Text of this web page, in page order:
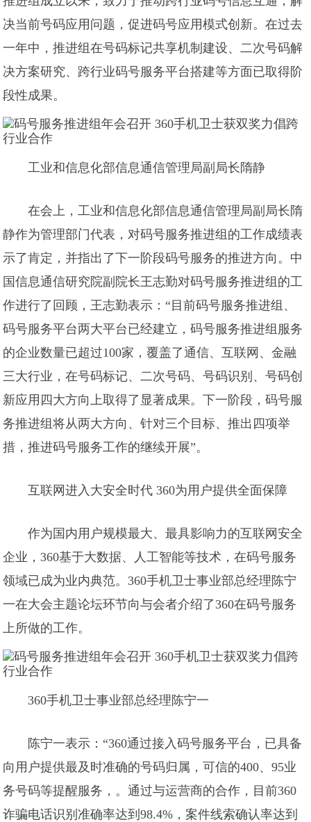
决当前号码应用问题，促进码号应用模式创新。在过去
一年中，推进组在号码标记共享机制建设、二次号码解
决方案研究、跨行业码号服务平台搭建等方面已取得阶
段性成果。
工业和信息化部信息通信管理局副局长隋静
在会上，工业和信息化部信息通信管理局副局长隋
静作为管理部门代表，对码号服务推进组的工作成绩表
示了肯定，并指出了下一阶段码号服务的推进方向。中
国信息通信研究院副院长王志勤对码号服务推进组的工
作进行了回顾，王志勤表示：“目前码号服务推进组、
码号服务平台两大平台已经建立，码号服务推进组服务
的企业数量已超过100家，覆盖了通信、互联网、金融
三大行业，在号码标记、二次号码、号码识别、号码创
新应用四大方向上取得了显著成果。下一阶段，码号服
务推进组将从两大方向、针对三个目标、推出四项举
措，推进码号服务工作的继续开展”。
互联网进入大安全时代 360为用户提供全面保障
作为国内用户规模最大、最具影响力的互联网安全
企业，360基于大数据、人工智能等技术，在码号服务
领域已成为业内典范。360手机卫士事业部总经理陈宁
一在大会主题论坛环节向与会者介绍了360在码号服务
上所做的工作。
360手机卫士事业部总经理陈宁一
陈宁一表示：“360通过接入码号服务平台，已具备
向用户提供最及时准确的号码归属，可信的400、95业
务号码等提醒服务，。通过与运营商的合作，目前360
诈骗电话识别准确率达到98.4%，案件线索确认率达到